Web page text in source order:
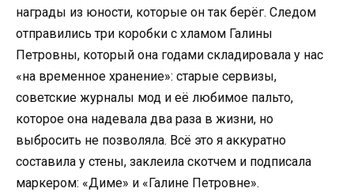
награды из юности, которые он так берёг. Следом
отправились три коробки с хламом Галины
Петровны, который она годами складировала у нас
«на временное хранение»: старые сервизы,
советские журналы мод и её любимое пальто,
которое она надевала два раза в жизни, но
выбросить не позволяла. Всё это я аккуратно
составила у стены, заклеила скотчем и подписала
маркером: «Диме» и «Галине Петровне».